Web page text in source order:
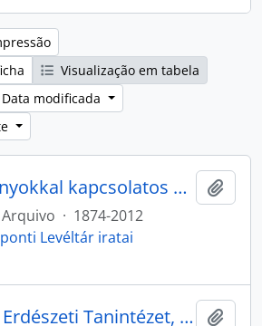
Visualização em tabela
modificada
Diákhagyományokkal kapcsolatos dokumentumok gyűjteménye
Arquivo · 1874-2012
Levéltár iratai
Selmecbányai Erdészeti Tanintézet, Selmecbányai Bányászati és Erdészeti Akadémia iratai